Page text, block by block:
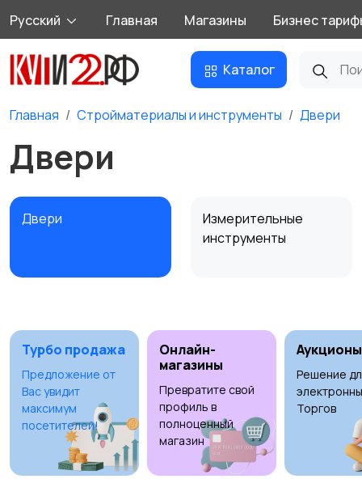
Русский Главная Магазины Бизнес
Каталог
Главная Стройматериалы и инструменты Двери
Двери
Двери
Измерительные
инструменты
водоснабжение
Турбо продажа
Предложение от
Вас увидит
максимум
посетителей!
Онлайн-
магазины
Превратите свой
профиль в
полноценный
магазин
Аукционы
Решение
Торгов